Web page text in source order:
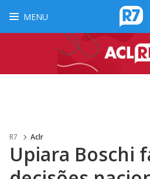
MENU
R7 Aclr
Upiara Boschi